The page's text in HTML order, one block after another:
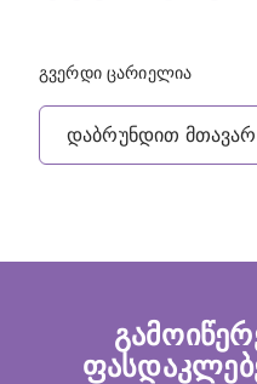
გვერდი ცარიელია
დაბრუნდით